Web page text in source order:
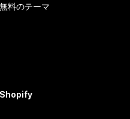
無料のテーマ
Shopify